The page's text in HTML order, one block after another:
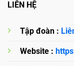
LIÊN HỆ
Tập đoàn :
Website :